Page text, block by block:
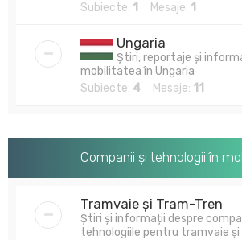
Subiecte: 1 Mesaje: 1
Ungaria
Știri, reportaje și
mobilitatea în Ungaria
Subiecte: 4 Mesaje: 11
Companii și tehnologii în
Tramvaie și Tram-Tren
Știri și informații despre
tehnologiile pentru tramvaie